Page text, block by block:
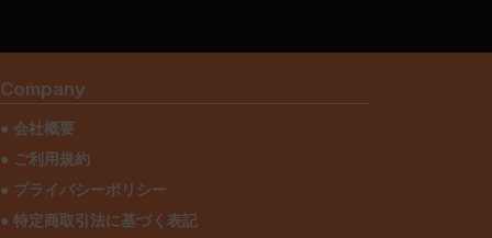
Company
● 会社概要
● ご利用規約
● プライバシーポリシー
● 特定商取引法に基づく表記